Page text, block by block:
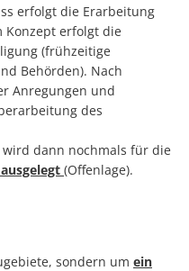
erfolgt die Erarbeitung
Konzept erfolgt die
(frühzeitige
Behörden). Nach
Anregungen und
des
dann nochmals für die
(Offenlage).
sondern um ein